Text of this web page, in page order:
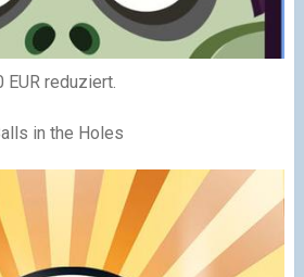
EUR reduziert.
in the Holes